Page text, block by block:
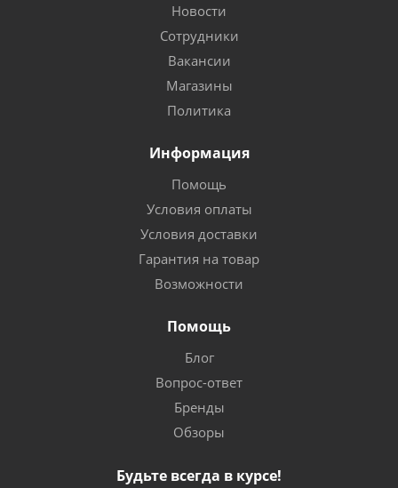
Новости
Сотрудники
Вакансии
Магазины
Политика
Информация
Помощь
Условия оплаты
Условия доставки
Гарантия на товар
Возможности
Помощь
Блог
Вопрос-ответ
Бренды
Обзоры
Будьте всегда в курсе!